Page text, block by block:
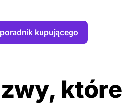
kupującego
które